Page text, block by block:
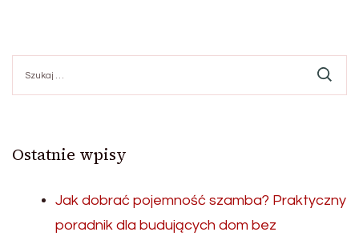
Ostatnie wpisy
Jak dobrać pojemność szamba? Praktyczny
poradnik dla budujących dom bez